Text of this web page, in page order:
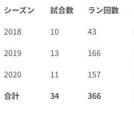
シーズン 試合数 ラン回数
シーズン
試合数 ラン回数
2018 10 43
2019
13 166
2020
11 157
合計
34 366